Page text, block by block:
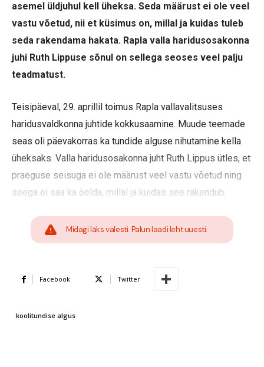
asemel üldjuhul kell üheksa. Seda määrust ei ole veel
vastu võetud, nii et küsimus on, millal ja kuidas tuleb
seda rakendama hakata. Rapla valla haridusosakonna
juhi Ruth Lippuse sõnul on sellega seoses veel palju
teadmatust.
Teisipäeval, 29. aprillil toimus Rapla vallavalitsuses
haridusvaldkonna juhtide kokkusaamine. Muude teemade
seas oli päevakorras ka tundide alguse nihutamine kella
üheksaks. Valla haridusosakonna juht Ruth Lippus ütles, et
praeguse seisuga ei ole määrust veel vastu võetud ning
seega ei saa ka öelda, millal ja kuidas see rakendub.
Midagi läks valesti. Palun laadi leht uuesti.
Facebook Twitter
koolitundise algus